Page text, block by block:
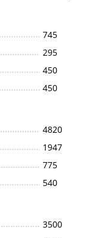
745
295
450
450
4820
1947
775
540
3500